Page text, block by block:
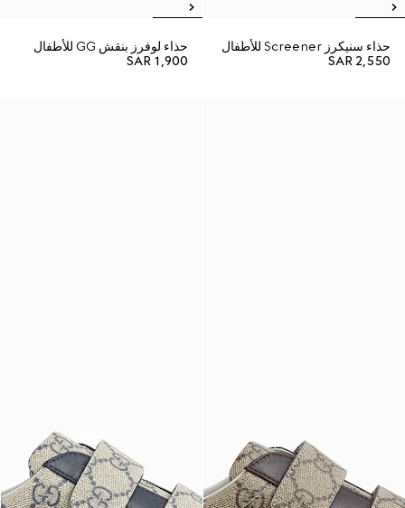
حذاء سنيكرز Screener للأطفال
SAR 2,550
حذاء لوفرز بنقش GG للأطفال
SAR 1,900